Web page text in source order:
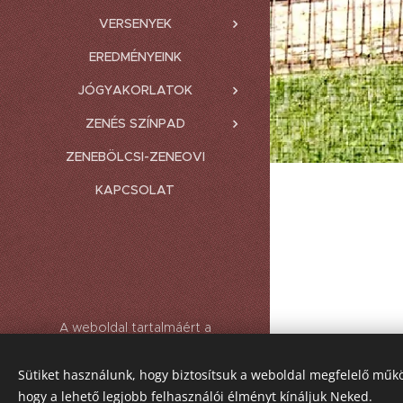
VERSENYEK
EREDMÉNYEINK
JÓGYAKORLATOK
ZENÉS SZÍNPAD
ZENEBÖLCSI-ZENEOVI
KAPCSOLAT
A weboldal tartalmáért a
Az oldalt aWebnodeműködteti
Sütiket használunk, hogy biztosítsuk a weboldal megfelelő
hogy a lehető legjobb felhasználói élményt kínáljuk Neked.